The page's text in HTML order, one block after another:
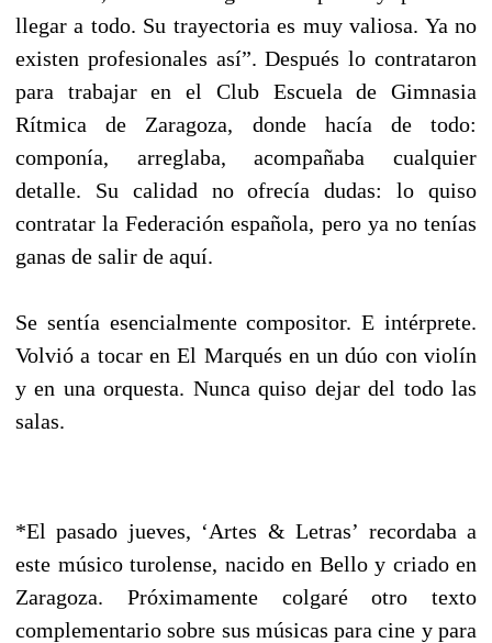
llegar a todo. Su trayectoria es muy valiosa. Ya no
existen profesionales así”. Después lo contrataron
para trabajar en el Club Escuela de Gimnasia
Rítmica de Zaragoza, donde hacía de todo:
componía, arreglaba, acompañaba cualquier
detalle. Su calidad no ofrecía dudas: lo quiso
contratar la Federación española, pero ya no tenías
ganas de salir de aquí.
Se sentía esencialmente compositor. E intérprete.
Volvió a tocar en El Marqués en un dúo con violín
y en una orquesta. Nunca quiso dejar del todo las
salas.
*El pasado jueves, ‘Artes & Letras’ recordaba a
este músico turolense, nacido en Bello y criado en
Zaragoza. Próximamente colgaré otro texto
complementario sobre sus músicas para cine y para